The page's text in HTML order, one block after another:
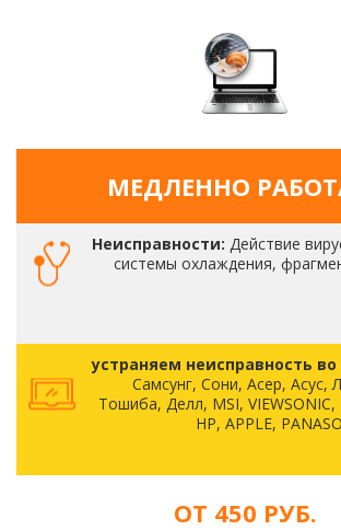
МЕДЛЕННО
Неисправности: Действие
системы охлаждения,
устраняем неисправность во
Самсунг, Сони, Асер, Асус,
Тошиба, Делл, MSI, VIEWSONIC,
HP, APPLE,
ОТ 450 РУБ.